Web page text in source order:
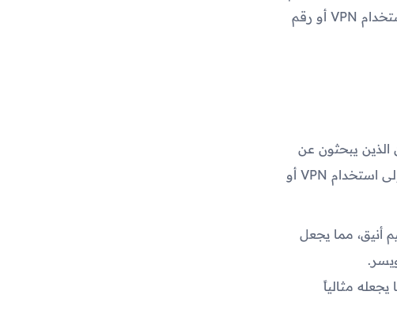
سهلة وممتعة للتفاعل مع نظام الذكاء الاصطناعي GPT دون الحاجة إلى استخدام VPN أو رقم
الذين يبحثون عن
تطبيق سهل وفعال للتفاعل مع نظام الذكاء الاصطناعي GPT دون الحاجة إلى استخدام VPN أو
أنيق، مما يجعل
يجعله مثالياً